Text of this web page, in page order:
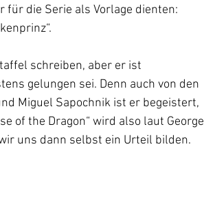
für die Serie als Vorlage dienten:
schreiben, aber er ist
gelungen sei. Denn auch von den
Miguel Sapochnik ist er begeistert,
of the Dragon“ wird also laut George
uns dann selbst ein Urteil bilden.